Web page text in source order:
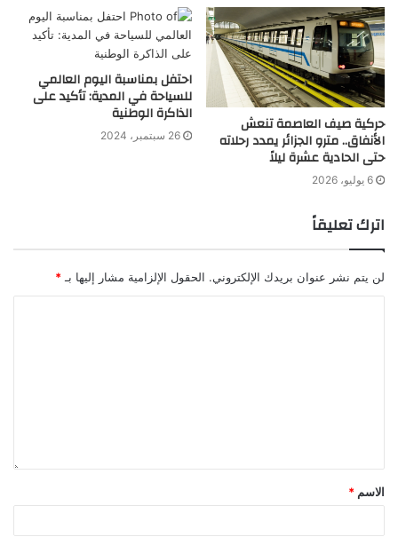
حركية صيف العاصمة تنعش
الأنفاق.. مترو الجزائر يمدد رحلاته
حتى الحادية عشرة ليلاً
6 يوليو، 2026
احتفل بمناسبة اليوم العالمي
للسياحة في المدية: تأكيد على
الذاكرة الوطنية
26 سبتمبر، 2024
اترك تعليقاً
لن يتم نشر عنوان بريدك الإلكتروني. الحقول الإلزامية مشار إليها بـ *
الاسم *